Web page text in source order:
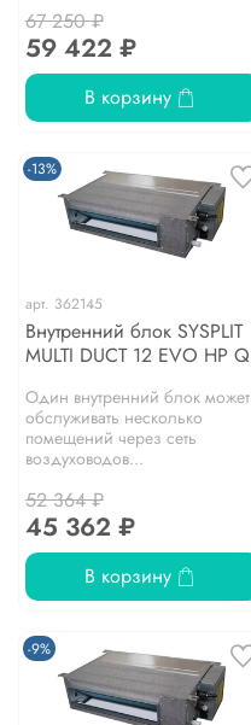
67 250 ₽
59 422 ₽
В корзину
-13%
арт. 362145
Внутренний блок SYSPLIT
MULTI DUCT 12 EVO HP Q
Один внутренний блок может
обслуживать несколько
помещений через сеть
воздуховодов...
52 364 ₽
45 362 ₽
В корзину
-9%